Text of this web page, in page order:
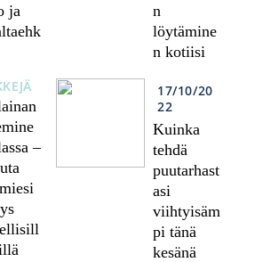
ja
–
n
löytämine
n kotiisi
17/10/20
22
Kuinka
tehdä
puutarhast
asi
viihtyisäm
pi tänä
kesänä